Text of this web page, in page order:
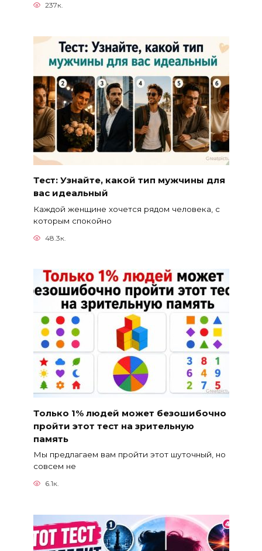
237к.
Тест: Узнайте, какой тип мужчины для
вас идеальный
Каждой женщине хочется рядом человека, с
которым спокойно
48.3к.
Только 1% людей может безошибочно
пройти этот тест на зрительную
память
Мы предлагаем вам пройти этот шуточный, но
совсем не
6.1к.